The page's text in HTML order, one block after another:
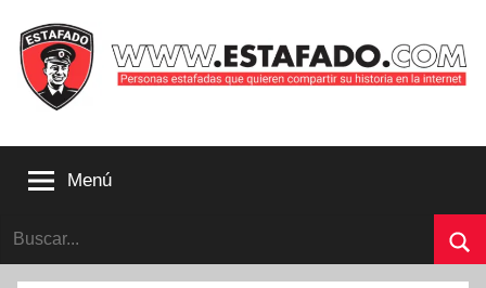
contenido
que
compartir
su
Menú
Buscar: